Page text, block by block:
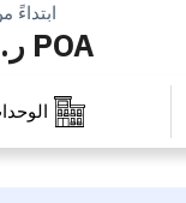
ابتداءً
POA ر.س.